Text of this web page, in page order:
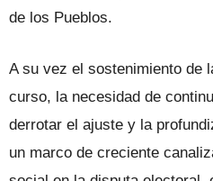
de los Pueblos.
A su vez el sostenimiento de
curso, la necesidad de
derrotar el ajuste y la
un marco de creciente